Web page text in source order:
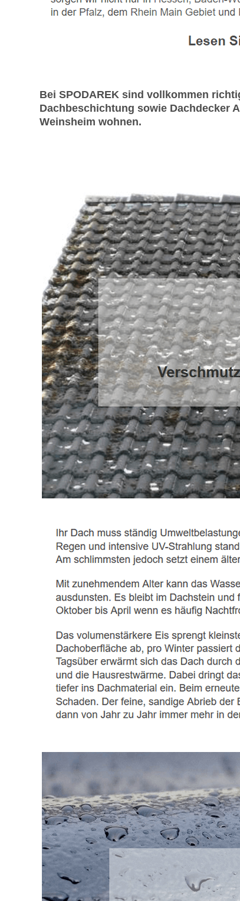
Bei SPODAREK sind vollkommen
Dachbeschichtung sowie Dachdecker
Weinsheim wohnen.